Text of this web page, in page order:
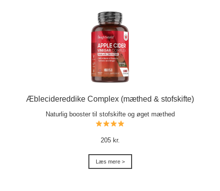
Æblecidereddike Complex (mæthed & stofskifte)
Naturlig booster til stofskifte og øget mæthed
205 kr.
Læs mere >